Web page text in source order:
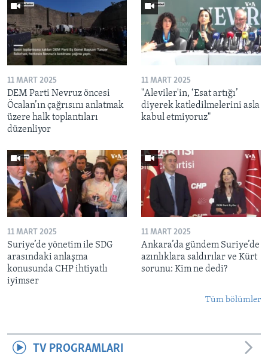
11 MART 2025
DEM Parti Nevruz öncesi
Öcalan’ın çağrısını anlatmak
üzere halk toplantıları
düzenliyor
11 MART 2025
"Aleviler'in, ‘Esat artığı’
diyerek katledilmelerini asla
kabul etmiyoruz"
11 MART 2025
Suriye’de yönetim ile SDG
arasındaki anlaşma
konusunda CHP ihtiyatlı
iyimser
11 MART 2025
Ankara’da gündem Suriye’de
azınlıklara saldırılar ve Kürt
sorunu: Kim ne dedi?
Tüm bölümler
TV PROGRAMLARI